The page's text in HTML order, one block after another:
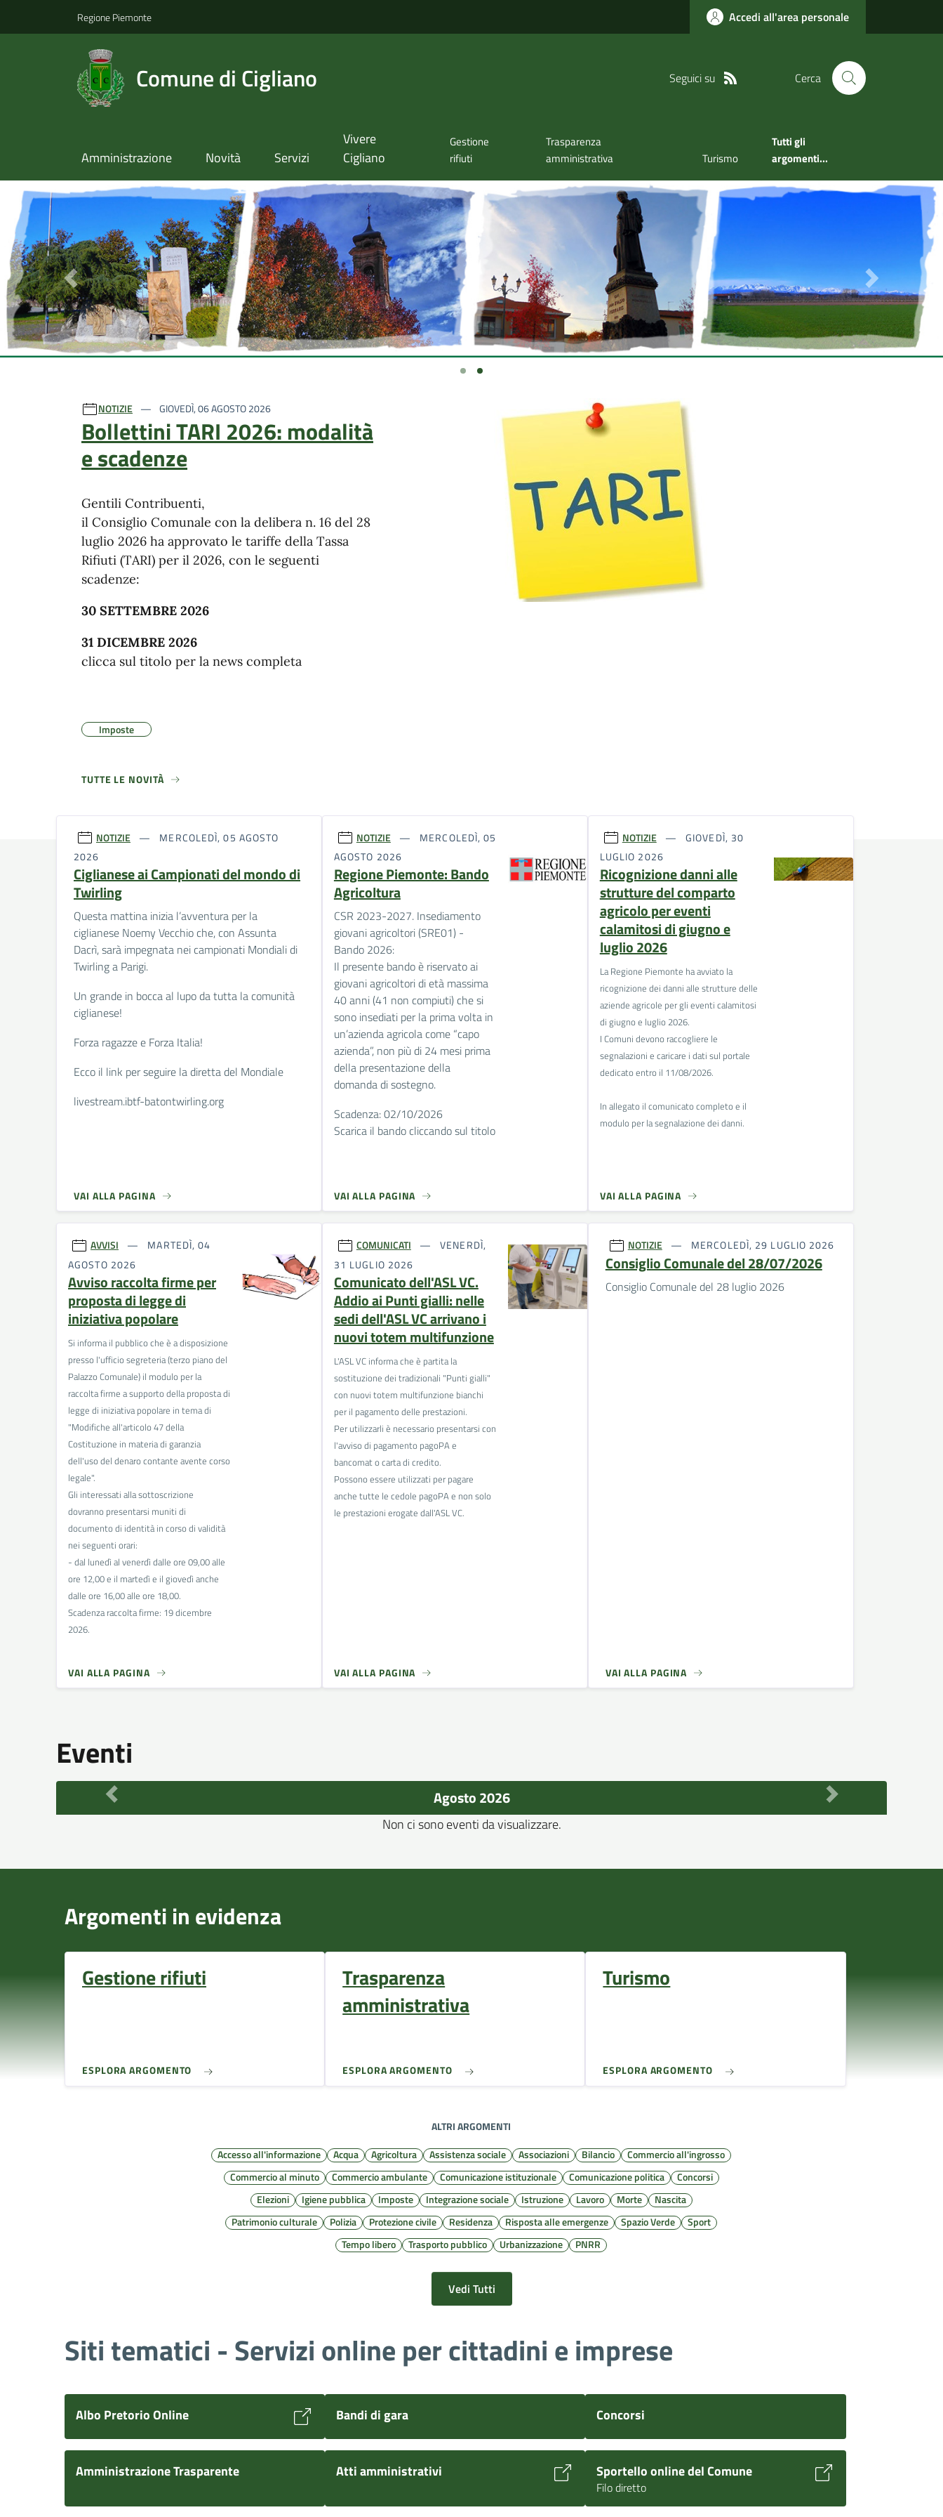
Regione Piemonte Accedi all'area personale
Comune di Cigliano Seguici su Cerca
Amministrazione Novità Servizi
Vivere
Cigliano
Gestione
rifiuti
Trasparenza
amministrativa
Turismo
Tutti gli
argomenti...
Previous Next
Ultime notizie
NOTIZIE GIOVEDÌ, 06 AGOSTO 2026
Bollettini TARI 2026: modalità
e scadenze
Gentili Contribuenti,
il Consiglio Comunale con la delibera n. 16 del 28
luglio 2026 ha approvato le tariffe della Tassa
Rifiuti (TARI) per il 2026, con le seguenti
scadenze:
30 SETTEMBRE 2026
31 DICEMBRE 2026
clicca sul titolo per la news completa
Imposte
TUTTE LE NOVITÀ
NOTIZIE
MERCOLEDÌ, 05 AGOSTO
2026
Ciglianese ai Campionati del mondo di
Twirling
Questa mattina inizia l’avventura per la
ciglianese Noemy Vecchio che, con Assunta
Dacrì, sarà impegnata nei campionati Mondiali di
Twirling a Parigi.
Un grande in bocca al lupo da tutta la comunità
ciglianese!
Forza ragazze e Forza Italia!
Ecco il link per seguire la diretta del Mondiale
livestream.ibtf-batontwirling.org
VAI ALLA PAGINA
NOTIZIE
MERCOLEDÌ, 05
AGOSTO 2026
Regione Piemonte: Bando
Agricoltura
CSR 2023-2027. Insediamento
giovani agricoltori (SRE01) -
Bando 2026:
Il presente bando è riservato ai
giovani agricoltori di età massima
40 anni (41 non compiuti) che si
sono insediati per la prima volta in
un’azienda agricola come “capo
azienda”, non più di 24 mesi prima
della presentazione della
domanda di sostegno.
Scadenza: 02/10/2026
Scarica il bando cliccando sul titolo
VAI ALLA PAGINA
NOTIZIE
GIOVEDÌ, 30
LUGLIO 2026
Ricognizione danni alle
strutture del comparto
agricolo per eventi
calamitosi di giugno e
luglio 2026
La Regione Piemonte ha avviato la
ricognizione dei danni alle strutture delle
aziende agricole per gli eventi calamitosi
di giugno e luglio 2026.
I Comuni devono raccogliere le
segnalazioni e caricare i dati sul portale
dedicato entro il 11/08/2026.
In allegato il comunicato completo e il
modulo per la segnalazione dei danni.
VAI ALLA PAGINA
AVVISI
MARTEDÌ, 04
AGOSTO 2026
Avviso raccolta firme per
proposta di legge di
iniziativa popolare
Si informa il pubblico che è a disposizione
presso l'ufficio segreteria (terzo piano del
Palazzo Comunale) il modulo per la
raccolta firme a supporto della proposta di
legge di iniziativa popolare in tema di
"Modifiche all'articolo 47 della
Costituzione in materia di garanzia
dell'uso del denaro contante avente corso
legale".
Gli interessati alla sottoscrizione
dovranno presentarsi muniti di
documento di identità in corso di validità
nei seguenti orari:
- dal lunedì al venerdì dalle ore 09,00 alle
ore 12,00 e il martedì e il giovedì anche
dalle ore 16,00 alle ore 18,00.
Scadenza raccolta firme: 19 dicembre
2026.
VAI ALLA PAGINA
COMUNICATI
VENERDÌ,
31 LUGLIO 2026
Comunicato dell'ASL VC.
Addio ai Punti gialli: nelle
sedi dell'ASL VC arrivano i
nuovi totem multifunzione
L'ASL VC informa che è partita la
sostituzione dei tradizionali "Punti gialli"
con nuovi totem multifunzione bianchi
per il pagamento delle prestazioni.
Per utilizzarli è necessario presentarsi con
l'avviso di pagamento pagoPA e
bancomat o carta di credito.
Possono essere utilizzati per pagare
anche tutte le cedole pagoPA e non solo
le prestazioni erogate dall'ASL VC.
VAI ALLA PAGINA
NOTIZIE MERCOLEDÌ, 29 LUGLIO 2026
Consiglio Comunale del 28/07/2026
Consiglio Comunale del 28 luglio 2026
VAI ALLA PAGINA
Eventi
Agosto 2026
Non ci sono eventi da visualizzare.
Argomenti in evidenza
Gestione rifiuti
ESPLORA ARGOMENTO
Trasparenza
amministrativa
ESPLORA ARGOMENTO
Turismo
ESPLORA ARGOMENTO
ALTRI ARGOMENTI
Accesso all'informazione
Acqua Agricoltura Assistenza sociale Associazioni Bilancio
Commercio all'ingrosso
Commercio al minuto
Commercio ambulante Comunicazione istituzionale Comunicazione politica
Concorsi
Elezioni
Igiene pubblica Imposte Integrazione sociale Istruzione Lavoro Morte
Nascita
Patrimonio culturale
Polizia Protezione civile Residenza Risposta alle emergenze Spazio Verde
Sport
Tempo libero
Trasporto pubblico Urbanizzazione PNRR
Vedi Tutti
Siti tematici - Servizi online per cittadini e imprese
Albo Pretorio Online Bandi di gara Concorsi
Amministrazione Trasparente Atti amministrativi Sportello online del Comune
Filo diretto